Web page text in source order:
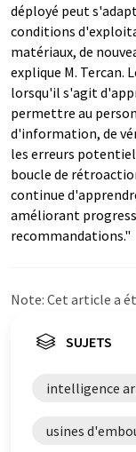
déployé peut
conditions
matériaux, de
explique M. Tercan.
lorsqu'il s'agit
permettre au
d'information, de
les erreurs
boucle de
continue
améliorant
recommandations."
Note: Cet article a
propose ces
été traduit avec
qu'il contienne des
de grammaire.
trouvéici.
SUJETS
intelligence
usines